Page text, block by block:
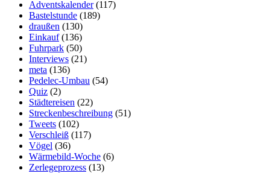
Adventskalender(117)
Bastelstunde (189)
draußen (130)
Einkauf(136)
Fuhrpark (50)
Interviews (21)
meta (136)
Pedelec-Umbau (54)
Quiz (2)
Städtereisen (22)
Streckenbeschreibung (51)
Tweets (102)
Verschleiß (117)
Vögel (36)
Wärmebild-Woche (6)
Zerlegeprozess (13)